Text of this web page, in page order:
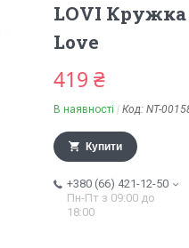
LOVI Кружка
Love
419 ₴
В наявності Код: NT-
Купити
+380 (66) 421-12-50
Пн-Пт з 09:00 до
18:00